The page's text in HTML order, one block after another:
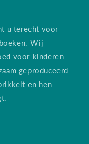
u terecht voor
Wij
voor kinderen
geproduceerd
en hen